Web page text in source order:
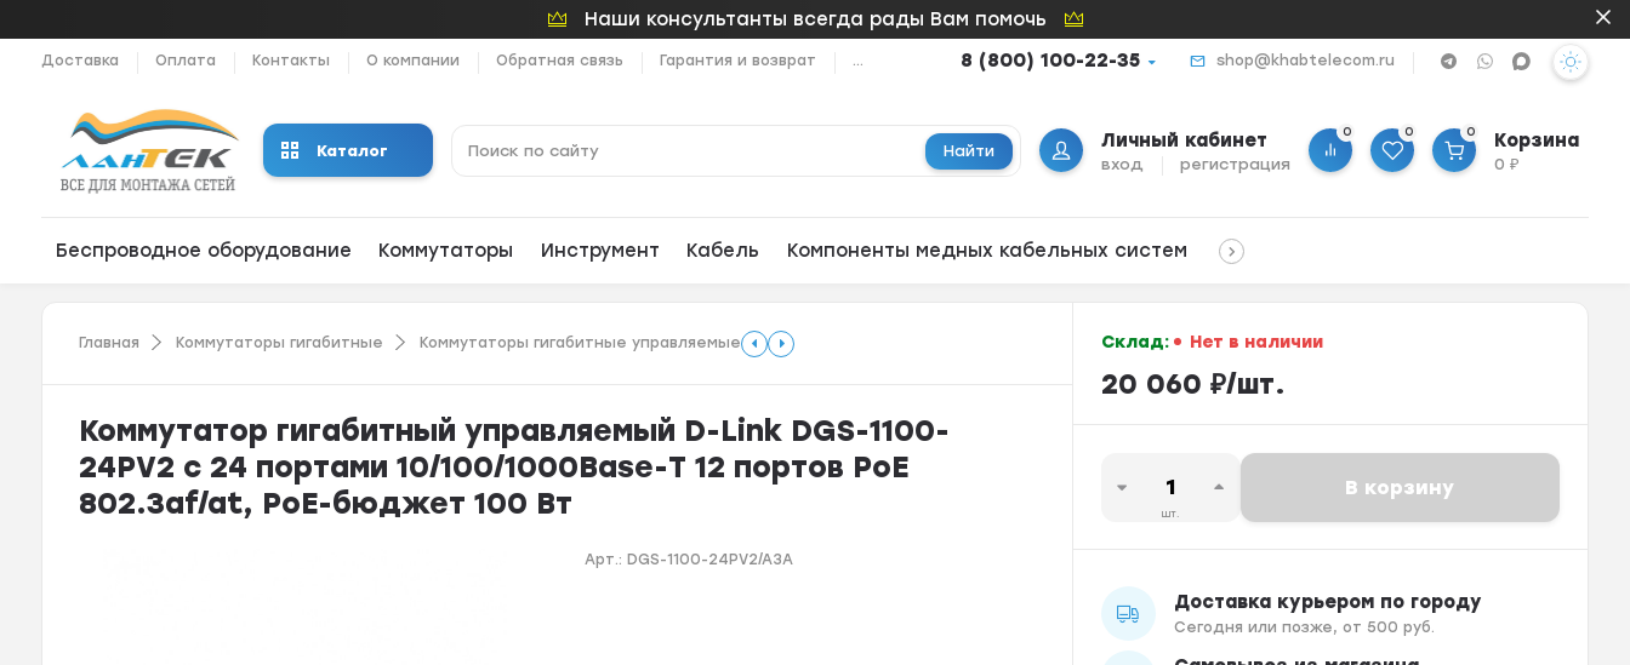
Наши консультанты всегда рады Вам помочь
Доставка Оплата Контакты О компании Обратная связь Гарантия и возврат ... 8 (800) 100-22-35 shop@khabtelecom.ru
Каталог Найти Личный кабинет
вход регистрация
0 0 0 Корзина
0₽
Беспроводное оборудование Коммутаторы Инструмент Кабель Компоненты медных кабельных систем
Главная Коммутаторы гигабитные Коммутаторы гигабитные управляемые
Коммутатор гигабитный управляемый D-Link DGS-1100-
24PV2 c 24 портами 10/100/1000Base-T 12 портов РоЕ
802.3af/at, PoE-бюджет 100 Вт
Арт.: DGS-1100-24PV2/A3A
Склад: Нет в наличии
20 060 ₽/шт.
шт.
В корзину
Доставка курьером по городу
Сегодня или позже, от 500 руб.